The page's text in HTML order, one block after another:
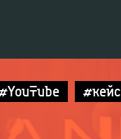
#кейс